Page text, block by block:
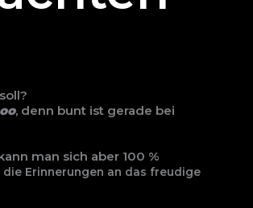
, denn bunt ist gerade bei
man sich aber 100 %
Erinnerungen an das freudige